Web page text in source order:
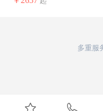
多重服